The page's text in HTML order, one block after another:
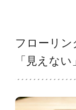
フローリ
「見えない